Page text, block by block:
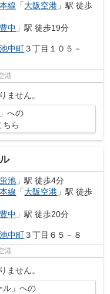
線 「大阪空港 」駅 徒歩
豊中 」駅 徒歩19分
中町３丁目１０５－
港
ません。
への
ちら
蛍池 」駅 徒歩4分
線 「大阪空港 」駅 徒歩
豊中 」駅 徒歩20分
中町３丁目６５－８
港
ません。
ル」への